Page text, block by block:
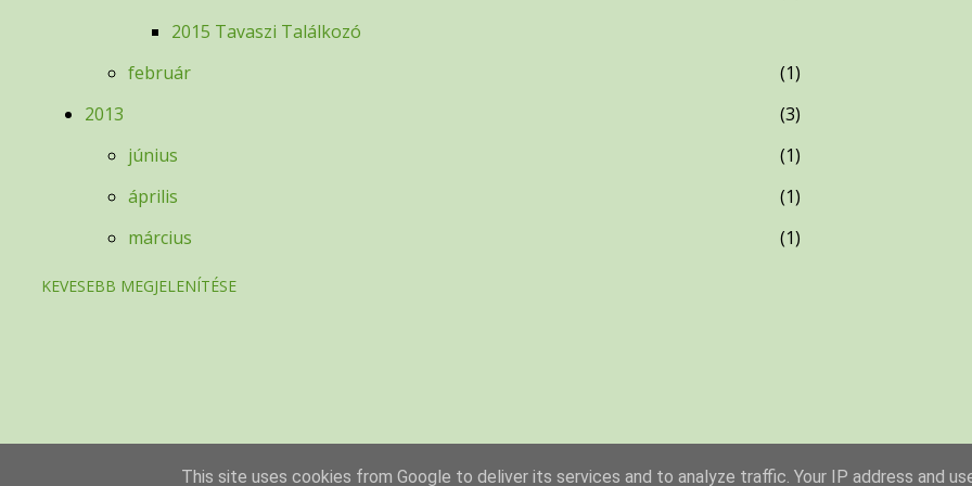
2015 Tavaszi Találkozó
február
1
2013
3
június
1
április
1
március
1
KEVESEBB MEGJELENÍTÉSE
Üzemeltető: Blogger
This site uses cookies from Google to deliver its services and to analyze traffic. Your IP address and